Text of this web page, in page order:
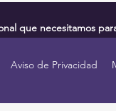
que necesitamos
Aviso de Privacidad